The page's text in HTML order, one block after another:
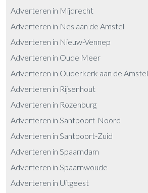
Adverteren in Mijdrecht
Adverteren in Nes aan de Amstel
Adverteren in Nieuw-Vennep
Adverteren in Oude Meer
Adverteren in Ouderkerk aan de Amstel
Adverteren in Rijsenhout
Adverteren in Rozenburg
Adverteren in Santpoort-Noord
Adverteren in Santpoort-Zuid
Adverteren in Spaarndam
Adverteren in Spaarnwoude
Adverteren in Uitgeest